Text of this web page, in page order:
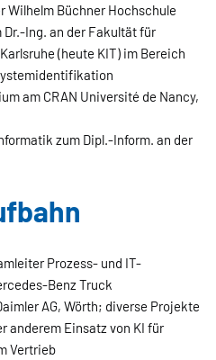
Wilhelm Büchner Hochschule
Dr.-Ing. an der Fakultät für
(heute KIT) im Bereich
am CRAN Université de Nancy,
zum Dipl.-Inform. an der
Prozess- und IT-
Benz Truck
AG, Wörth; diverse Projekte
anderem Einsatz von KI für
Vertrieb